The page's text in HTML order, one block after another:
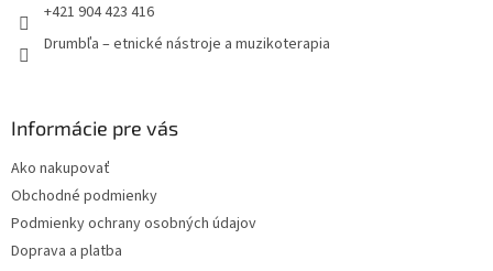
+421 904 423 416
Drumbľa – etnické nástroje a muzikoterapia
Informácie pre vás
Ako nakupovať
Obchodné podmienky
Podmienky ochrany osobných údajov
Doprava a platba